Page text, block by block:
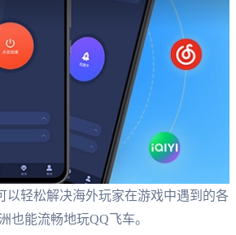
以轻松解决海外玩家在游戏中遇到的各
也能流畅地玩QQ飞车。